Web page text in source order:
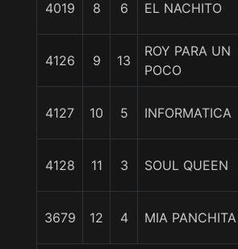
4019 8 6 EL NACHITO
4126 9 13
ROY PARA UN
POCO
4127 10 5 INFORMATICA
4128 11 3 SOUL QUEEN
3679 12 4 MIA PANCHITA